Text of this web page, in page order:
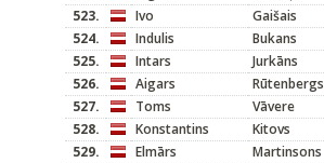
523.
Ivo
Gaišais
524.
Indulis Bukans
525.
Intars Jurkāns
526.
Aigars
Rūtenbergs
527.
Toms
Vāvere
528.
Konstantins
Kitovs
529.
Elmārs
Martinsons